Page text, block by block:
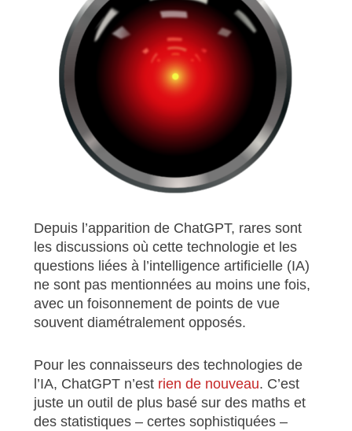
Depuis l’apparition de ChatGPT, rares sont
les discussions où cette technologie et les
questions liées à l’intelligence artificielle (IA)
ne sont pas mentionnées au moins une fois,
avec un foisonnement de points de vue
souvent diamétralement opposés.
Pour les connaisseurs des technologies de
l’IA, ChatGPT n’est rien de nouveau. C’est
juste un outil de plus basé sur des maths et
des statistiques – certes sophistiquées –